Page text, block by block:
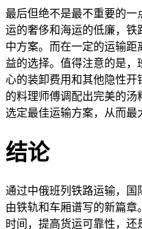
最后但绝不是最不重要的一
运的奢侈和海运的低廉，
中方案。而在一定的运输
益的选择。值得注意的是
心的装卸费用和其他隐性
的料理师傅调配出完美的
选定最佳运输方案，从而最
结论
通过中俄班列铁路运输，国
由铁轨和车厢谱写的新篇
时间，提高货运可靠性，还